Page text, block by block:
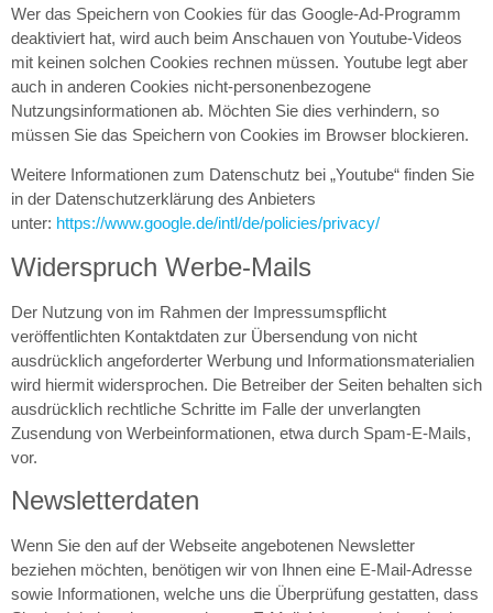
Wer das Speichern von Cookies für das Google-Ad-Programm
deaktiviert hat, wird auch beim Anschauen von Youtube-Videos
mit keinen solchen Cookies rechnen müssen. Youtube legt aber
auch in anderen Cookies nicht-personenbezogene
Nutzungsinformationen ab. Möchten Sie dies verhindern, so
müssen Sie das Speichern von Cookies im Browser blockieren.
Weitere Informationen zum Datenschutz bei „Youtube“ finden Sie
in der Datenschutzerklärung des Anbieters
unter: https://www.google.de/intl/de/policies/privacy/
Widerspruch Werbe-Mails
Der Nutzung von im Rahmen der Impressumspflicht
veröffentlichten Kontaktdaten zur Übersendung von nicht
ausdrücklich angeforderter Werbung und Informationsmaterialien
wird hiermit widersprochen. Die Betreiber der Seiten behalten sich
ausdrücklich rechtliche Schritte im Falle der unverlangten
Zusendung von Werbeinformationen, etwa durch Spam-E-Mails,
vor.
Newsletterdaten
Wenn Sie den auf der Webseite angebotenen Newsletter
beziehen möchten, benötigen wir von Ihnen eine E-Mail-Adresse
sowie Informationen, welche uns die Überprüfung gestatten, dass